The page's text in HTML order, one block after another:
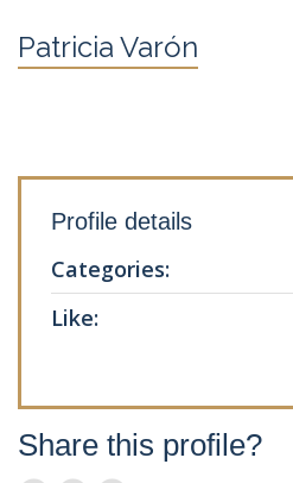
Patricia Varón
Profile details
Categories:
Like:
Share this profile?